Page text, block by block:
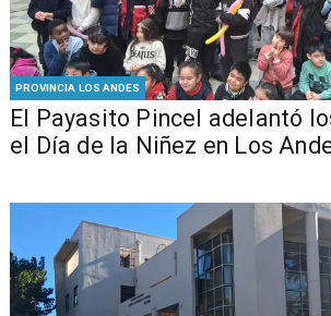
PROVINCIA LOS ANDES
El Payasito Pincel adelantó
el Día de la Niñez en Los